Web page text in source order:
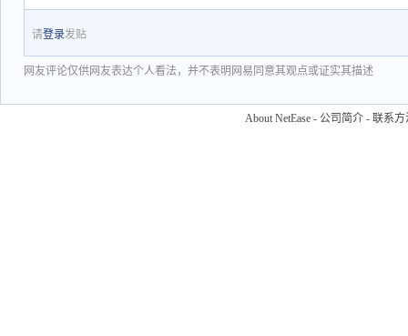
请登录发贴
网友评论仅供网友表达个人看法，并不表明网易同意其观点或证实其描述
About NetEase - 公司简介 - 联系方